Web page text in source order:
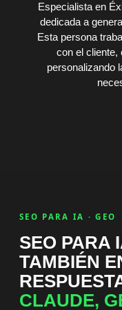
Especialista en
dedicada a
Esta persona
con el cliente,
personalizando
SEO PARA IA · GEO
SEO PARA
TAMBIÉN
CLAUDE,